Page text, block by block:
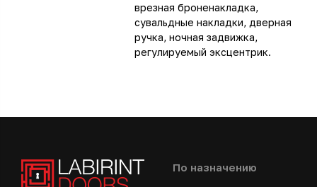
врезная броненакладка,
сувальдные накладки, дверная
ручка, ночная задвижка,
регулируемый эксцентрик.
По назначению